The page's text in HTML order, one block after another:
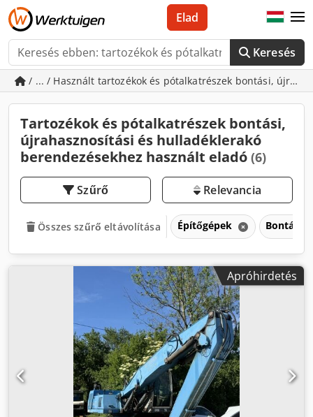
Keresés
Elad
/ ... / Használt tartozékok és pótalkatrészek bontási,
Tartozékok és pótalkatrészek bontási,
újrahasznosítási és hulladéklerakó
berendezésekhez használt eladó (6)
Szűrő Relevancia
Összes szűrő eltávolítása Építőgépek Bontás,
Apróhirdetés